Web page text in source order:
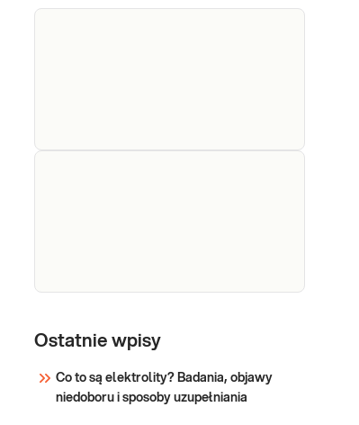
B12
witaminy B12 w surowicy.
niedoborów witaminy B12,
anemii oraz zaburzeń
Sprawdź
Ostatnie wpisy
Co to są elektrolity? Badania, objawy
niedoboru i sposoby uzupełniania